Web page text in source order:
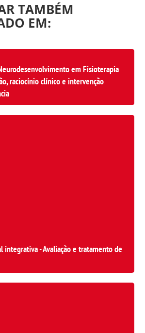
TAMBÉM
EM:
em Fisioterapia
raciocínio clínico e intervenção
integrativa - Avaliação e tratamento de